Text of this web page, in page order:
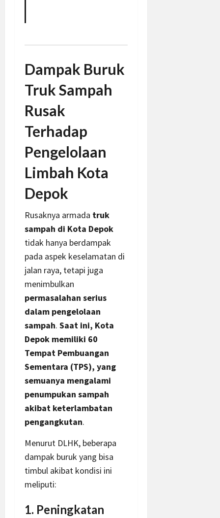
Dampak Buruk
Truk Sampah
Rusak
Terhadap
Pengelolaan
Limbah Kota
Depok
Rusaknya armada truk
sampah di Kota Depok
tidak hanya berdampak
pada aspek keselamatan di
jalan raya, tetapi juga
menimbulkan
permasalahan serius
dalam pengelolaan
sampah. Saat ini, Kota
Depok memiliki 60
Tempat Pembuangan
Sementara (TPS), yang
semuanya mengalami
penumpukan sampah
akibat keterlambatan
pengangkutan.
Menurut DLHK, beberapa
dampak buruk yang bisa
timbul akibat kondisi ini
meliputi:
1. Peningkatan